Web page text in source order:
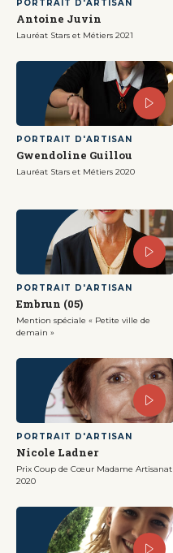
PORTRAIT D'ARTISAN
Antoine Juvin
Lauréat Stars et Métiers 2021
PORTRAIT D'ARTISAN
Gwendoline Guillou
Lauréat Stars et Métiers 2020
PORTRAIT D'ARTISAN
Embrun (05)
Mention spéciale « Petite ville de
demain »
PORTRAIT D'ARTISAN
Nicole Ladner
Prix Coup de Cœur Madame Artisanat
2020